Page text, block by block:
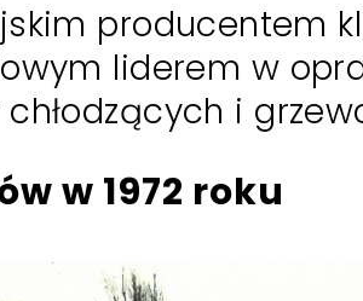
producentem
liderem w
i
w 1972 roku